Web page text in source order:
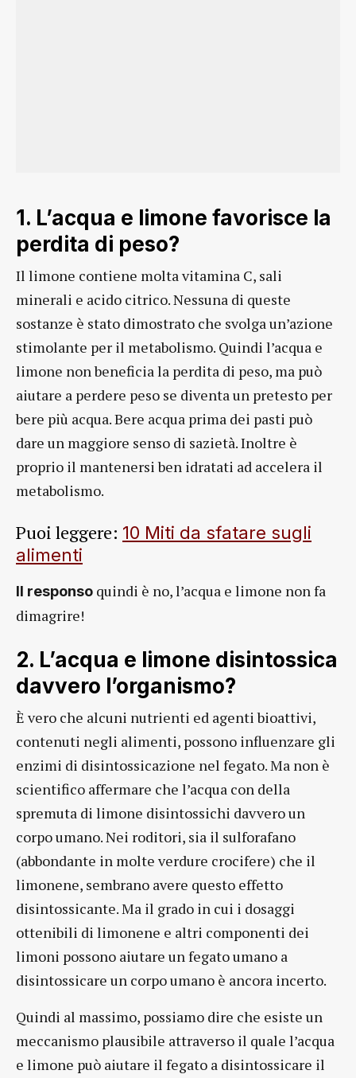
1. L’acqua e limone favorisce la
perdita di peso?
Il limone contiene molta vitamina C, sali
minerali e acido citrico. Nessuna di queste
sostanze è stato dimostrato che svolga un’azione
stimolante per il metabolismo. Quindi l’acqua e
limone non beneficia la perdita di peso, ma può
aiutare a perdere peso se diventa un pretesto per
bere più acqua. Bere acqua prima dei pasti può
dare un maggiore senso di sazietà. Inoltre è
proprio il mantenersi ben idratati ad accelera il
metabolismo.
Puoi leggere: 10 Miti da sfatare sugli
alimenti
Il responso quindi è no, l’acqua e limone non fa
dimagrire!
2. L’acqua e limone disintossica
davvero l’organismo?
È vero che alcuni nutrienti ed agenti bioattivi,
contenuti negli alimenti, possono influenzare gli
enzimi di disintossicazione nel fegato. Ma non è
scientifico affermare che l’acqua con della
spremuta di limone disintossichi davvero un
corpo umano. Nei roditori, sia il sulforafano
(abbondante in molte verdure crocifere) che il
limonene, sembrano avere questo effetto
disintossicante. Ma il grado in cui i dosaggi
ottenibili di limonene e altri componenti dei
limoni possono aiutare un fegato umano a
disintossicare un corpo umano è ancora incerto.
Quindi al massimo, possiamo dire che esiste un
meccanismo plausibile attraverso il quale l’acqua
e limone può aiutare il fegato a disintossicare il